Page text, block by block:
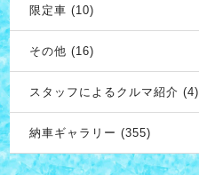
限定車 (10)
その他 (16)
スタッフによるクルマ紹介 (4)
納車ギャラリー (355)